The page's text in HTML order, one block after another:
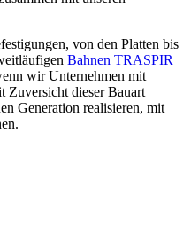
von den Platten bis
Bahnen TRASPIR
wir Unternehmen mit
Zuversicht dieser Bauart
Generation realisieren, mit